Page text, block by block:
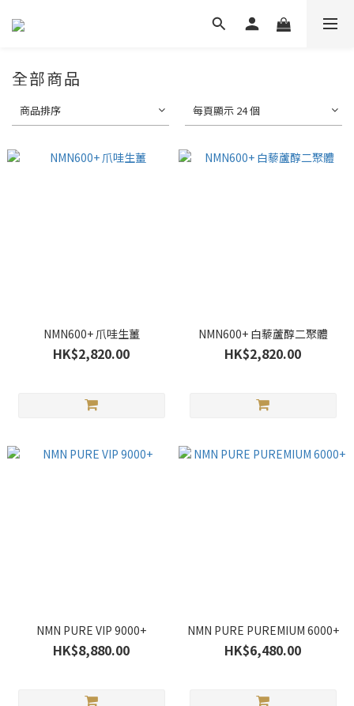
全部商品
商品排序 每頁顯示 24 個
NMN600+ 爪哇生薑
HK$2,820.00
NMN600+ 白藜蘆醇二聚體
HK$2,820.00
NMN PURE VIP 9000+
HK$8,880.00
NMN PURE PUREMIUM 6000+
HK$6,480.00